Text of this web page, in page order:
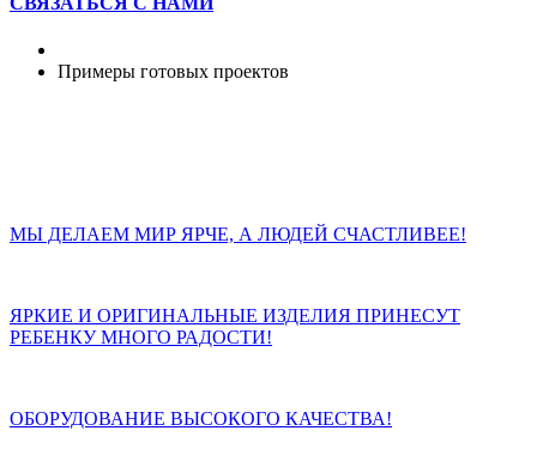
Примеры готовых проектов
МЫ ДЕЛАЕМ МИР ЯРЧЕ, А ЛЮДЕЙ СЧАСТЛИВЕЕ!
ЯРКИЕ И ОРИГИНАЛЬНЫЕ ИЗДЕЛИЯ ПРИНЕСУТ
РЕБЕНКУ МНОГО РАДОСТИ!
ОБОРУДОВАНИЕ ВЫСОКОГО КАЧЕСТВА!